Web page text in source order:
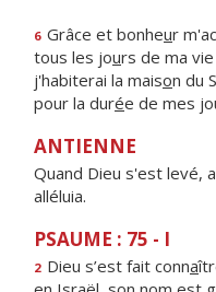
6 Grâce et bonheur
tous les jours de ma
j'habiterai la maison du
pour la durée de mes
ANTIENNE
Quand Dieu s'est levé,
alléluia.
PSAUME : 75 - I
2 Dieu s’est fait conna